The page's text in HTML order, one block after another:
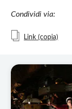
Condividi via:
Link (copia)